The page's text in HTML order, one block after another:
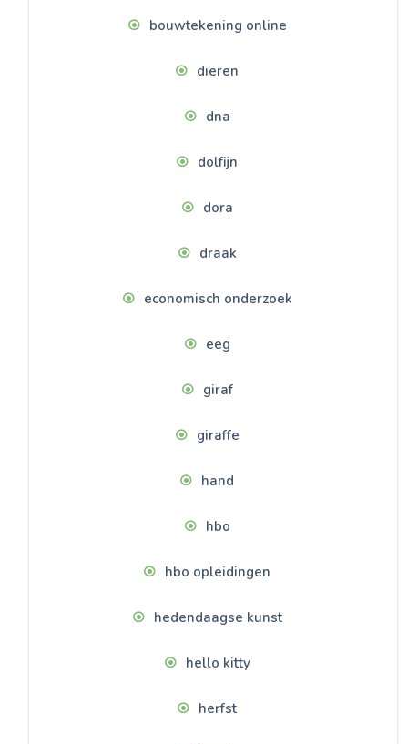
bouwtekening online
dieren
dna
dolfijn
dora
draak
economisch onderzoek
eeg
giraf
giraffe
hand
hbo
hbo opleidingen
hedendaagse kunst
hello kitty
herfst